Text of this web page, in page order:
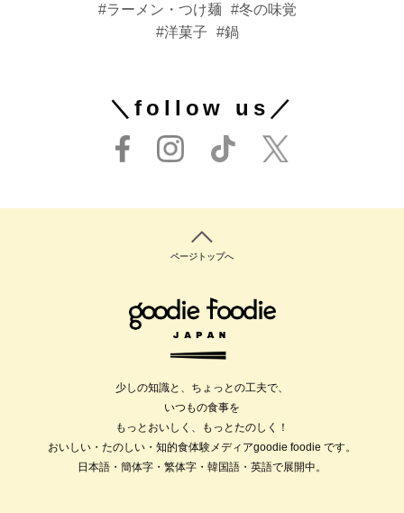
ラーメン・つけ麺
冬の味覚
洋菓子
鍋
＼follow us／
ページトップへ
少しの知識と、ちょっとの工夫で、
いつもの食事を
もっとおいしく、もっとたのしく！
おいしい・たのしい・知的食体験メディアgoodie foodie です。
日本語・簡体字・繁体字・韓国語・英語で展開中。